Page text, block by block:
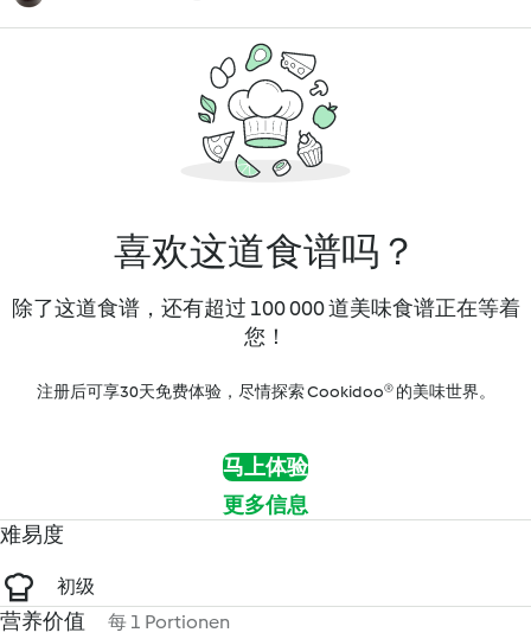
喜欢这道食谱吗？
除了这道食谱，还有超过 100 000 道美味食谱正在等着
您！
注册后可享30天免费体验，尽情探索 Cookidoo® 的美味世界。
马上体验
更多信息
难易度
初级
营养价值 每 1 Portionen